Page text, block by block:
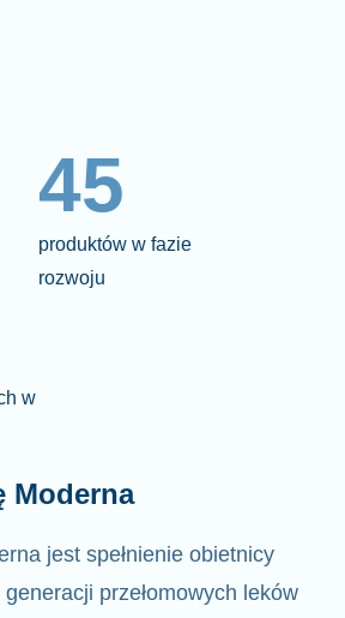
45
produktów w fazie
rozwoju
w
Moderna
jest spełnienie obietnicy
przełomowych leków